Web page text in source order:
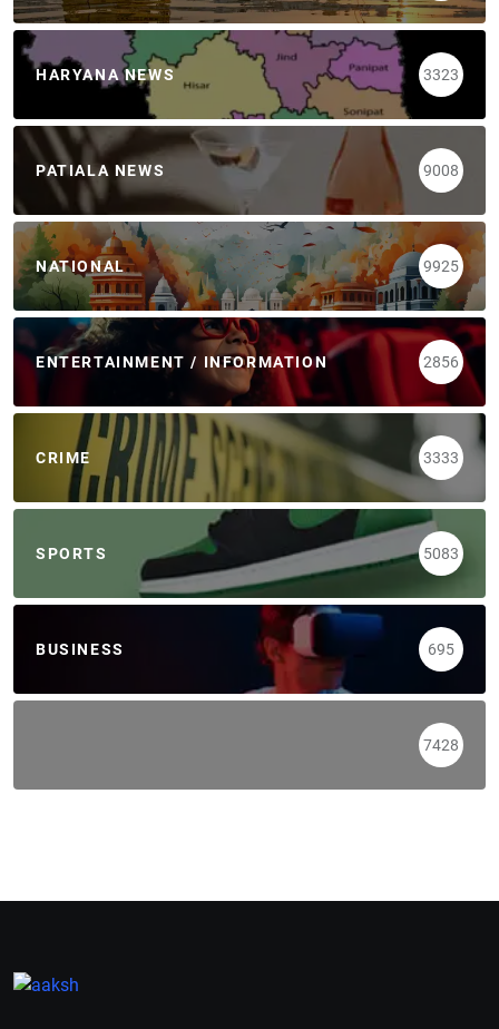
HARYANA NEWS 3323
PATIALA NEWS 9008
NATIONAL 9925
ENTERTAINMENT / INFORMATION 2856
CRIME 3333
SPORTS 5083
BUSINESS 695
7428